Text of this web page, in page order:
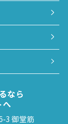
なら
へ
3 御堂筋